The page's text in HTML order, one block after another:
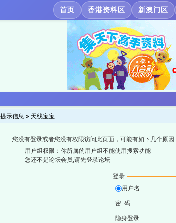
首页 香港资料区 新澳门区
提示信息 » 天线宝宝
您没有登录或者您没有权限访问此页面，可能有如下几个原因:
用户组权限：你所属的用户组不能使用搜索功能
您还不是论坛会员,请先登录论坛
登录
用户名
密 码
隐身登录